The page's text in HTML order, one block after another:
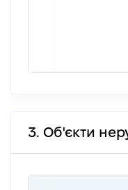
3. Об'єкти